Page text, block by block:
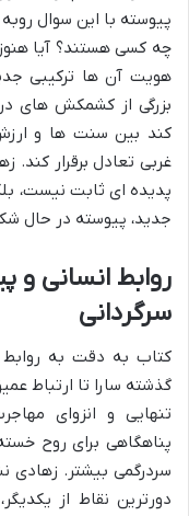
پیوسته با این سوال
چه کسی هستند؟ آیا هنوز
هویت آن ها ترکیبی
بزرگی از کشمکش های
کند بین سنت ها و
غربی تعادل برقرار
پدیده ای ثابت نیست،
جدید، پیوسته در حال
روابط انسانی و
سرگردانی
کتاب به دقت به روابط
گذشته سارا تا ارتباط
تنهایی و انزوای
پناهگاهی برای روح
سردرگمی بیشتر. زهادی
دورترین نقاط از